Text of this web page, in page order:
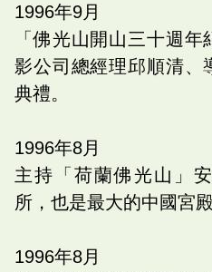
1996年9月
「佛光山開山三十週
影公司總經理邱順清、
典禮。
1996年8月
主持「荷蘭佛光山」
所，也是最大的中國宮殿
1996年8月